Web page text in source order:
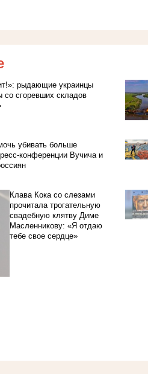
рыдающие украинцы
со сгоревших складов
убивать больше
конференции Вучича и
Клава Кока со слезами
прочитала трогательную
свадебную клятву Диме
Масленникову: «Я отдаю
тебе свое сердце»